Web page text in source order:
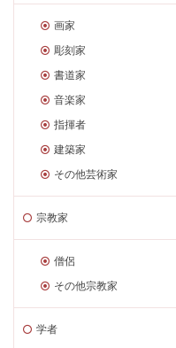
画家
彫刻家
書道家
音楽家
指揮者
建築家
その他芸術家
宗教家
僧侶
その他宗教家
学者